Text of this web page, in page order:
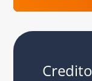
Credito